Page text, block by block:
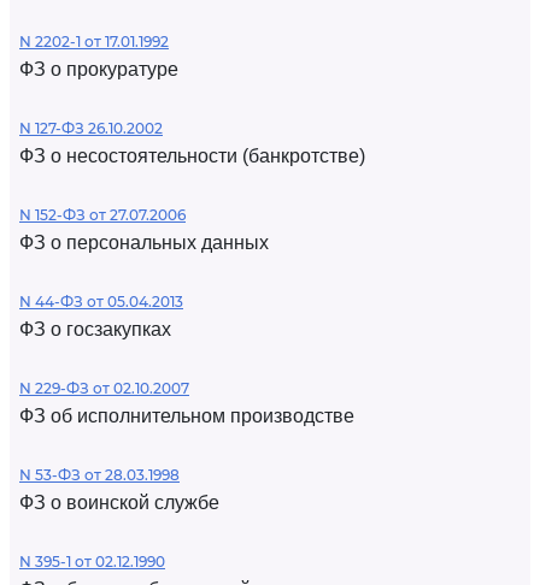
N 2202-1 от 17.01.1992
ФЗ о прокуратуре
N 127-ФЗ 26.10.2002
ФЗ о несостоятельности (банкротстве)
N 152-ФЗ от 27.07.2006
ФЗ о персональных данных
N 44-ФЗ от 05.04.2013
ФЗ о госзакупках
N 229-ФЗ от 02.10.2007
ФЗ об исполнительном производстве
N 53-ФЗ от 28.03.1998
ФЗ о воинской службе
N 395-1 от 02.12.1990